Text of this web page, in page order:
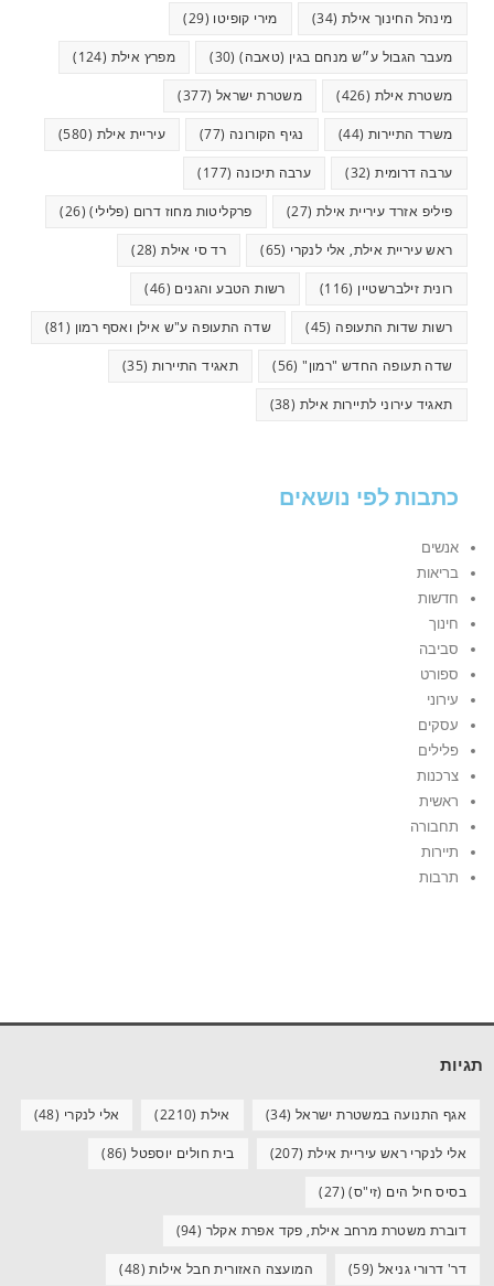
מינהל החינוך אילת (34) מירי קופיטו (29)
מעבר הגבול ע״ש מנחם בגין (טאבה)(30) מפרץ אילת (124)
משטרת אילת (426) משטרת ישראל (377)
משרד התיירות (44) נגיף הקורונה (77) עיריית אילת (580)
ערבה דרומית(32) ערבה תיכונה (177)
פיליפ אזרד עיריית אילת (27) פרקליטות מחוז דרום (פלילי)(26)
ראש עיריית אילת, אלי לנקרי (65) רד סי אילת(28)
רונית זילברשטיין (116) רשות הטבע והגנים (46)
רשות שדות התעופה (45) שדה התעופה ע"ש אילן ואסף רמון (81)
שדה תעופה החדש "רמון"(56) תאגיד התיירות (35)
תאגיד עירוני לתיירות אילת (38)
כתבות לפי נושאים
אנשים
בריאות
חדשות
חינוך
סביבה
ספורט
עירוני
עסקים
פלילים
צרכנות
ראשית
תחבורה
תיירות
תרבות
תגיות
אגף התנועה במשטרת ישראל (34) אילת(2210) אלי לנקרי (48)
אלי לנקרי ראש עיריית אילת (207) בית חולים יוספטל(86)
בסיס חיל הים (זי"ס)(27)
דוברת משטרת מרחב אילת, פקד אפרת אקלר (94)
דר' דרורי גניאל (59) המועצה האזורית חבל אילות(48)